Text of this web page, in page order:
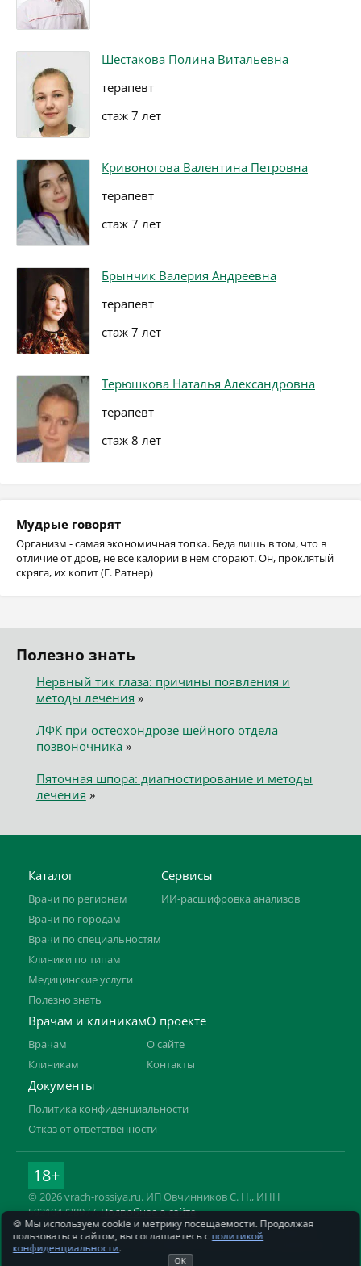
Шестакова Полина Витальевна
терапевт
стаж 7 лет
Кривоногова Валентина Петровна
терапевт
стаж 7 лет
Брынчик Валерия Андреевна
терапевт
стаж 7 лет
Терюшкова Наталья Александровна
терапевт
стаж 8 лет
Мудрые говорят
Организм - самая экономичная топка. Беда лишь в том, что в
отличие от дров, не все калории в нем сгорают. Он, проклятый
скряга, их копит (Г. Ратнер)
Полезно знать
Нервный тик глаза: причины появления и
методы лечения »
ЛФК при остеохондрозе шейного отдела
позвоночника»
Пяточная шпора: диагностирование и методы
лечения »
Каталог
Врачи по регионам
Врачи по городам
Врачи по специальностям
Клиники по типам
Медицинские услуги
Полезно знать
Сервисы
ИИ-расшифровка анализов
Врачам и клиникам
Врачам
Клиникам
О проекте
О сайте
Контакты
Документы
Политика конфиденциальности
Отказ от ответственности
18+
© 2026 vrach-rossiya.ru. ИП Овчинников С. Н., ИНН
592104728977.Подробнее о сайте
Информация на сайте не заменяет приём врача. Имеются
противопоказания, необходима консультация специалиста.
🍪 Мы используем cookie и метрику посещаемости. Продолжая
пользоваться сайтом, вы соглашаетесь с политикой
конфиденциальности.
ОК